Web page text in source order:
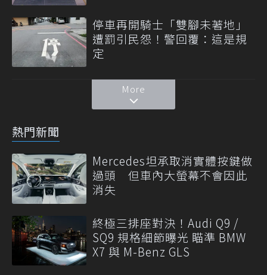
停車再開騎士「雙腳未著地」
遭罰引民怨！警回覆：這是規
定
More
熱門新聞
Mercedes坦承取消實體按鍵做
過頭 但車內大螢幕不會因此
消失
終極三排座對決！Audi Q9 /
SQ9 規格細節曝光 瞄準 BMW
X7 與 M-Benz GLS